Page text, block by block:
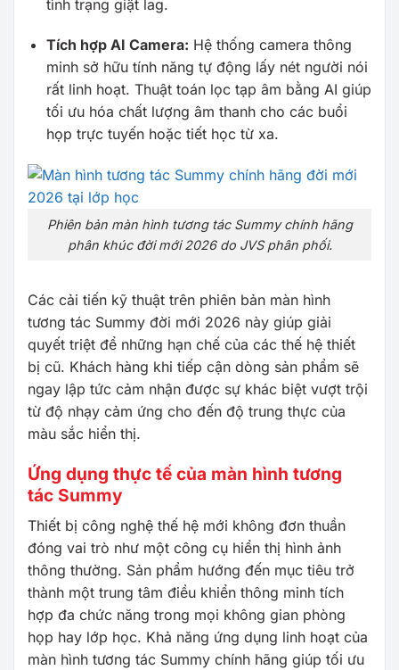
tình trạng giật lag.
Tích hợp AI Camera: Hệ thống camera thông
minh sở hữu tính năng tự động lấy nét người nói
rất linh hoạt. Thuật toán lọc tạp âm bằng AI giúp
tối ưu hóa chất lượng âm thanh cho các buổi
họp trực tuyến hoặc tiết học từ xa.
Phiên bản màn hình tương tác Summy chính hãng
phân khúc đời mới 2026 do JVS phân phối.
Các cải tiến kỹ thuật trên phiên bản màn hình
tương tác Summy đời mới 2026 này giúp giải
quyết triệt để những hạn chế của các thế hệ thiết
bị cũ. Khách hàng khi tiếp cận dòng sản phẩm sẽ
ngay lập tức cảm nhận được sự khác biệt vượt trội
từ độ nhạy cảm ứng cho đến độ trung thực của
màu sắc hiển thị.
Ứng dụng thực tế của màn hình tương
tác Summy
Thiết bị công nghệ thế hệ mới không đơn thuần
đóng vai trò như một công cụ hiển thị hình ảnh
thông thường. Sản phẩm hướng đến mục tiêu trở
thành một trung tâm điều khiển thông minh tích
hợp đa chức năng trong mọi không gian phòng
họp hay lớp học. Khả năng ứng dụng linh hoạt của
màn hình tương tác Summy chính hãng giúp tối ưu